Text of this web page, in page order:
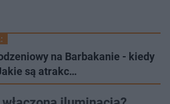
na Barbakanie - kiedy
są atrakc…